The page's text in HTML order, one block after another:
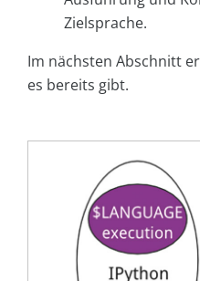
Zielsprache.
Im nächsten Abschnitt
es bereits gibt.